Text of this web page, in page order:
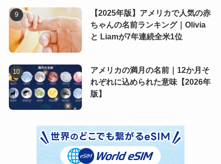
【2025年版】アメリカで人気の赤
ちゃんの名前ランキング｜Olivia
と Liamが7年連続全米1位
アメリカの満月の名前｜12か月そ
れぞれに込められた意味【2026年
版】